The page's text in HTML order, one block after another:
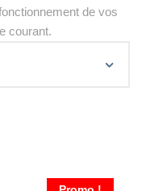
de vos
courant.